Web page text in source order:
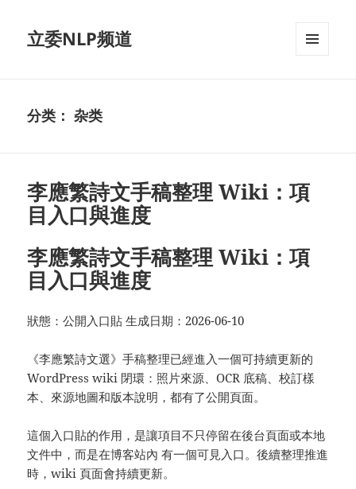
立委NLP频道
分类：杂类
李應繁詩文手稿整理 Wiki：項
目入口與進度
李應繁詩文手稿整理 Wiki：項
目入口與進度
狀態：公開入口貼 生成日期：2026-06-10
《李應繁詩文選》手稿整理已經進入一個可持續更新的
WordPress wiki 閉環：照片來源、OCR 底稿、校訂樣
本、來源地圖和版本說明，都有了公開頁面。
這個入口貼的作用，是讓項目不只停留在後台頁面或本地
文件中，而是在博客站內 有一個可見入口。後續整理推進
時，wiki 頁面會持續更新。